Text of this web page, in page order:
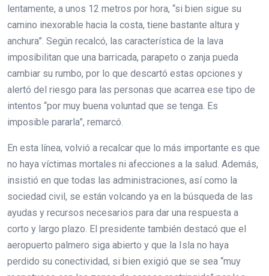
lentamente, a unos 12 metros por hora, “si bien sigue su
camino inexorable hacia la costa, tiene bastante altura y
anchura”. Según recalcó, las característica de la lava
imposibilitan que una barricada, parapeto o zanja pueda
cambiar su rumbo, por lo que descartó estas opciones y
alertó del riesgo para las personas que acarrea ese tipo de
intentos “por muy buena voluntad que se tenga. Es
imposible pararla”, remarcó.
En esta línea, volvió a recalcar que lo más importante es que
no haya víctimas mortales ni afecciones a la salud. Además,
insistió en que todas las administraciones, así como la
sociedad civil, se están volcando ya en la búsqueda de las
ayudas y recursos necesarios para dar una respuesta a
corto y largo plazo. El presidente también destacó que el
aeropuerto palmero siga abierto y que la Isla no haya
perdido su conectividad, si bien exigió que se sea “muy